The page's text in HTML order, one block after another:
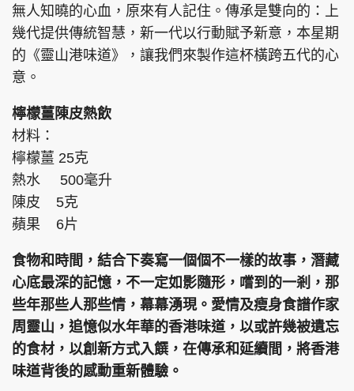
無人知曉的心血，原來有人記住。傳承是雙向的：上
幾代提供傳統智慧，新一代以行動賦予新意，本星期
的《靈山港味道》，讓我們來製作這杯橫跨五代的心
意。
檸檬薑陳皮熱飲
材料：
檸檬薑 25克
熱水 500毫升
陳皮 5克
蘋果 6片
食物和時間，結合下奏寫一個個不一樣的故事，潛藏
心底最深的記憶，不一定如影隨形，嚐到的一剎，那
些年那些人那些情，幕幕湧現。愛情及瘦身食譜作家
周靈山，追憶似水年華的香港味道，以或許幾被遺忘
的食材，以創新方式入饌，在傳承和延續間，將香港
味道背後的感動重新體驗。